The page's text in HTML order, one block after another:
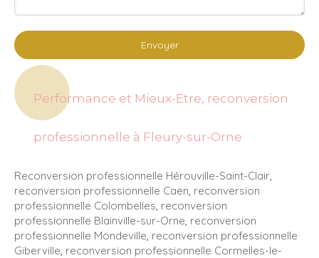
Envoyer
Performance et Mieux-Etre, reconversion
professionnelle à Fleury-sur-Orne
Reconversion professionnelle Hérouville-Saint-Clair,
reconversion professionnelle Caen, reconversion
professionnelle Colombelles, reconversion
professionnelle Blainville-sur-Orne, reconversion
professionnelle Mondeville, reconversion professionnelle
Giberville, reconversion professionnelle Cormelles-le-